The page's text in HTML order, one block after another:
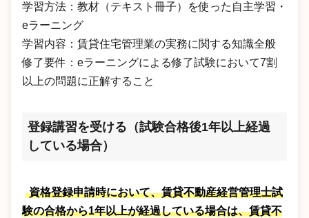
学習方法：教材（テキスト冊子）を使った自主学習・
eラーニング
学習内容：賃貸住宅管理業の実務に関する知識全般
修了要件：eラーニングによる修了試験において7割
以上の問題に正解すること
登録講習を受ける（試験合格後1年以上経過
している場合）
資格登録申請時において、賃貸不動産経営管理士試
験の合格から1年以上が経過している場合は、賃貸不